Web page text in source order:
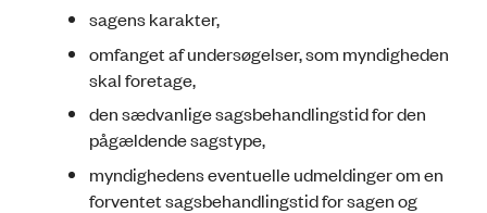
sagens karakter,
omfanget af undersøgelser, som myndigheden
skal foretage,
den sædvanlige sagsbehandlingstid for den
pågældende sagstype,
myndighedens eventuelle udmeldinger om en
forventet sagsbehandlingstid for sagen og